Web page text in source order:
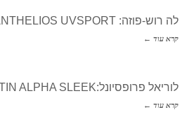
לה רוש-פוזה: ANTHELIOS UVSPORT
קרא עוד ←
לוריאל פרופסיונל:KERATIN ALPHA SLEEK
קרא עוד ←